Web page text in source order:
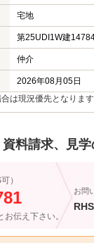
築一戸建て
古一戸建て
ンション
地
宅地
第25UDI1W建
仲介
2026年08月05日
は現況優先となります
料請求、見
）
お伝え下さい。
お問